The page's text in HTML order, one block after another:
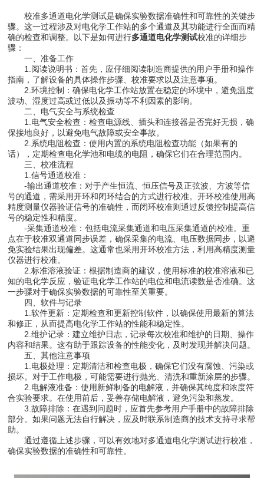
校准多通道电化学测试是确保实验数据准确性和可靠性的关键步
骤。这一过程涉及对电化学工作站的多个通道及其功能进行全面而精
确的检查和调整。以下是如何进行多通道电化学测试校准的详细步
骤：
一、准备工作
1.阅读说明书：首先，应仔细阅读制造商提供的用户手册和操作
指南，了解设备的具体操作步骤、校准要求以及注意事项。
2.环境控制：确保电化学工作站放置在稳定的环境中，避免温度
波动、湿度过高或过低以及振动等不利因素的影响。
二、电气安全与系统检查
1.电气安全检查：检查电源线、插头和连接器是否完好无损，确
保接地良好，以避免电气故障或安全事故。
2.系统电阻检查：使用内置的系统电阻检查功能（如果有的
话），定期检查电化学池和电缆的电阻，确保它们在合理范围内。
三、校准流程
1.信号通道校准：
-输出通道校准：对于产生恒流、恒压信号及正弦波、方波等信
号的通道，需采用开环和闭环结合的方式进行校准。开环校准使用高
精度测量仪器验证信号的准确性，而闭环校准则通过反馈控制提高信
号的稳定性和精度。
-采集通道校准：包括电流采集通道和电压采集通道的校准。重
点在于校准双通道同步误差，确保采集的电流、电压数据同步，以避
免实验结果出现偏差。这通常也采用开环校准方法，利用高精度测量
仪器进行校准。
2.标准溶液验证：根据制造商的建议，使用标准的校准溶液和已
知的电化学反应，验证电化学工作站的电位和电流读数是否准确。这
一步骤对于确保实验数据的可靠性至关重要。
四、软件与记录
1.软件更新：定期检查和更新控制软件，以确保使用最新的算法
和修正，从而提高电化学工作站的性能和稳定性。
2.维护记录：建立维护日志，记录每次校准和维护的日期、操作
内容和结果。这有助于跟踪设备的性能变化，及时发现并解决问题。
五、其他注意事项
1.电极处理：定期清洁和检查电极，确保它们没有腐蚀、污染或
损坏。对于工作电极，可能需要进行抛光、清洗和重新涂层的步骤。
2.电解液准备：使用新鲜制备的电解液，并确保其纯度和浓度符
合实验要求。在使用前后，妥善存储电解液，避免污染和蒸发。
3.故障排除：在遇到问题时，应首先参考用户手册中的故障排除
部分。如果问题无法自行解决，应及时联系制造商的技术支持寻求帮
助。
通过遵循上述步骤，可以有效地对多通道电化学测试进行校准，
确保实验数据的准确性和可靠性。